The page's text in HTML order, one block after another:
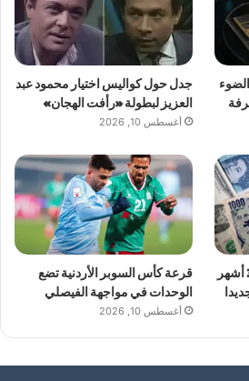
جدل حول كواليس اختيار محمود عبد
العزيز لبطولة «رأفت الهجان»
أغسطس 10, 2026
الين يقفز لأعلى مستوى في 3 أشهر
قرعة كأس السوبر الأردنية تضع
الوحدات في مواجهة الفيصلي
أغسطس 10, 2026